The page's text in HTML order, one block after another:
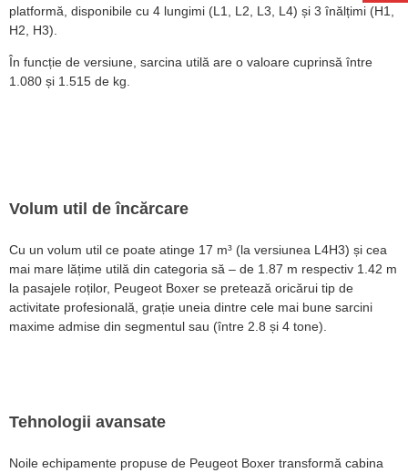
platformă, disponibile cu 4 lungimi (L1, L2, L3, L4) și 3 înălțimi (H1,
H2, H3).
În funcție de versiune, sarcina utilă are o valoare cuprinsă între
1.080 și 1.515 de kg.
Volum util de încărcare
Cu un volum util ce poate atinge 17 m³ (la versiunea L4H3) și cea
mai mare lățime utilă din categoria să – de 1.87 m respectiv 1.42 m
la pasajele roților, Peugeot Boxer se pretează oricărui tip de
activitate profesională, grație uneia dintre cele mai bune sarcini
maxime admise din segmentul sau (între 2.8 și 4 tone).
Tehnologii avansate
Noile echipamente propuse de Peugeot Boxer transformă cabina